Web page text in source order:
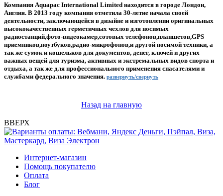
Компания Aquapac International Limited находится в городе Лондон,
Англия. В 2013 году компания отметила 30-летие начала своей
деятельности, заключающейся в дизайне и изготовлении оригинальных
высококачественных герметичных чехлов для носимых
радиостанций,фото-видеокамер,сотовых телефонов,планшетов,GPS
приемников,ноутбуков,радио-микрофонов,и другой носимой техники, а
так же сумок и кошельков для документов, денег, ключей и других
важных вещей для туризма, активных и экстремальных видов спорта и
отдыха, а так же для профессионального применения спасателями и
службами федерального значения. развернуть/свернуть
Назад на главную
ВВЕРХ
Интернет-магазин
Помощь покупателю
Оплата
Блог